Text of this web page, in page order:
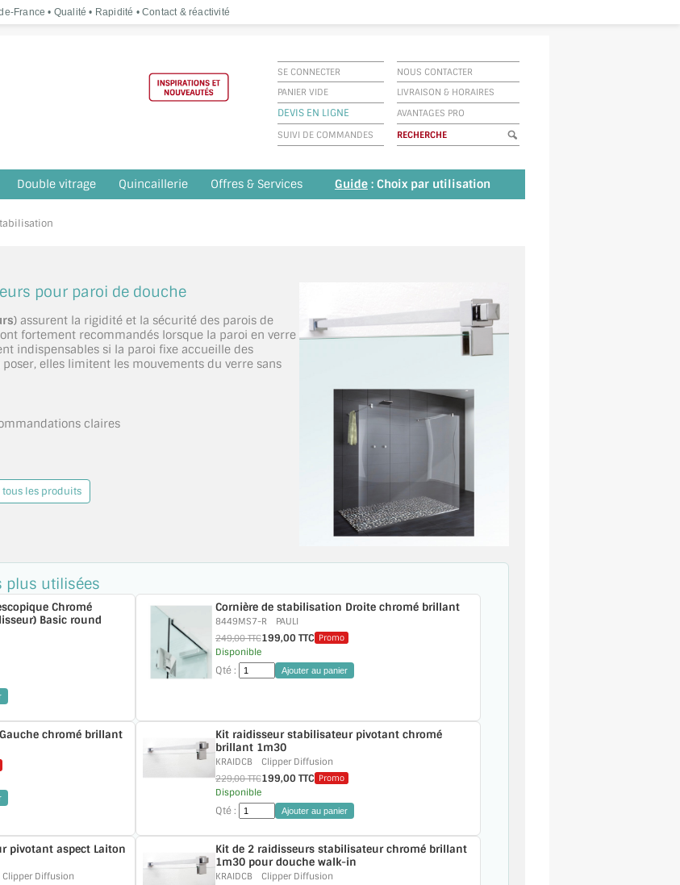
• Qualité • Rapidité • Contact & réactivité
SE CONNECTER
NOUS CONTACTER
PANIER VIDE
LIVRAISON & HORAIRES
DEVIS EN LIGNE
AVANTAGES PRO
SUIVI DE COMMANDES
Double vitrage Quincaillerie Offres & Services Guide : Choix par utilisation
pour paroi de douche
) assurent la rigidité et la sécurité des parois de
fortement recommandés lorsque la paroi en verre
indispensables si la paroi fixe accueille des
elles limitent les mouvements du verre sans
claires
tous les produits
plus utilisées
Chromé
Basic round
Cornière de stabilisation Droite chromé brillant
8449MS7-R
PAULI
249,00 TTC199,00 TTC Promo
Disponible
Qté : Ajouter au panier
chromé brillant
Kit raidisseur stabilisateur pivotant chromé
brillant 1m30
KRAIDCB
Clipper Diffusion
229,00 TTC199,00 TTC Promo
Disponible
Qté : Ajouter au panier
pivotant aspect Laiton
Clipper Diffusion
Kit de 2 raidisseurs stabilisateur chromé brillant
1m30 pour douche walk-in
KRAIDCB
Clipper Diffusion